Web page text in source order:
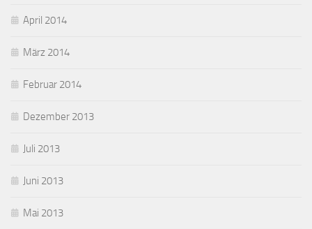
April 2014
März 2014
Februar 2014
Dezember 2013
Juli 2013
Juni 2013
Mai 2013